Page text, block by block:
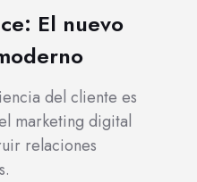
El nuevo
del cliente es
marketing digital
relaciones